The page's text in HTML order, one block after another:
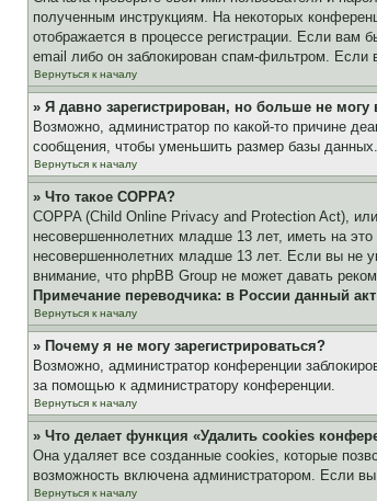
полученным инструкциям. На некоторых
отображается в процессе регистрации. Если
email либо он заблокирован спам-фильтром. Если
Вернуться к началу
» Я давно зарегистрирован, но больше не могу
Возможно, администратор по какой-то причине
сообщения, чтобы уменьшить размер базы данных.
Вернуться к началу
» Что такое COPPA?
COPPA (Child Online Privacy and Protection Act),
несовершеннолетних младше 13 лет, иметь на
несовершеннолетних младше 13 лет. Если вы не
внимание, что phpBB Group не может давать
Примечание переводчика: в России данный
Вернуться к началу
» Почему я не могу зарегистрироваться?
Возможно, администратор конференции
за помощью к администратору конференции.
Вернуться к началу
» Что делает функция «Удалить cookies
Она удаляет все созданные cookies, которые
возможность включена администратором. Если
Вернуться к началу